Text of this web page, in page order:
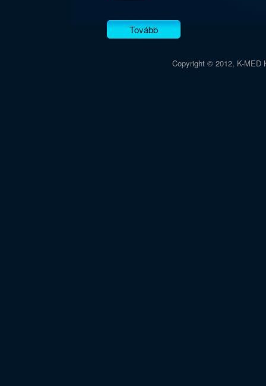
Tovább
Copyright © 2012, K-